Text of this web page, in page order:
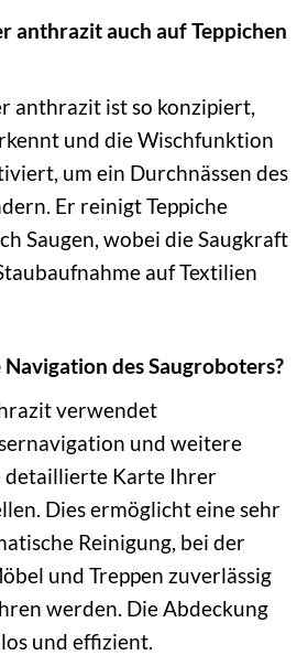
anthrazit auch auf Teppichen
anthrazit ist so konzipiert,
und die Wischfunktion
um ein Durchnässen des
Er reinigt Teppiche
Saugen, wobei die Saugkraft
auf Textilien
des Saugroboters?
verwendet
und weitere
detaillierte Karte Ihrer
Dies ermöglicht eine sehr
Reinigung, bei der
und Treppen zuverlässig
werden. Die Abdeckung
und effizient.